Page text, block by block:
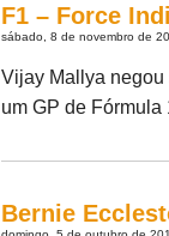
F1 – Force
sábado, 8 de novembro de
Vijay Mallya negou
um GP de Fórmula
Bernie